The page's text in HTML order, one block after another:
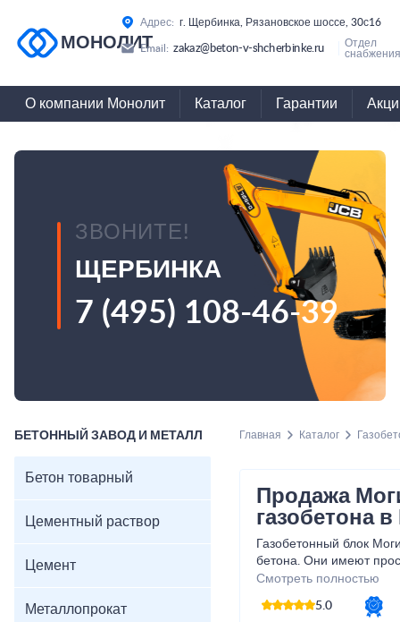
МОНОЛИТ
Адрес: г. Щербинка, Рязановское шоссе, 30с16
Email: zakaz@beton-v-shcherbinke.ru
Отдел
О компании Монолит Каталог Гарантии
ЗВОНИТЕ!
ЩЕРБИНКА
7 (495) 108-46-39
БЕТОННЫЙ ЗАВОД И МЕТАЛЛ
Бетон товарный
Цементный раствор
Цемент
Металлопрокат
Главная Каталог
Продажа
газобетона
Газобетонный блок
бетона. Они имеют
обладают высокой
преимущество перед
Смотреть полностью
5.0